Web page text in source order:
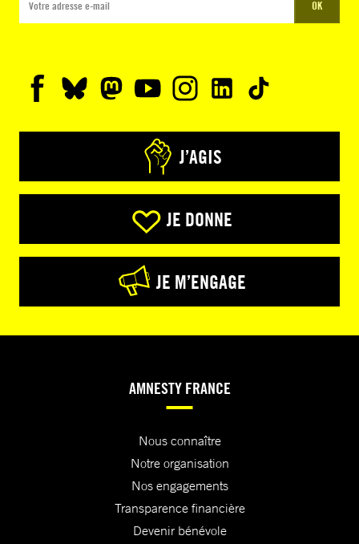
OK
J’AGIS
JE DONNE
JE M’ENGAGE
AMNESTY FRANCE
Nous connaître
Notre organisation
Nos engagements
Transparence financière
Devenir bénévole